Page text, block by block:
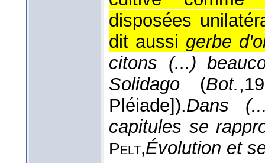
disposées
dit aussi gerbe
citons (...)
Solidago (Bot.,
Pléiade]).Dans
capitules se
Pelt,Évolution et